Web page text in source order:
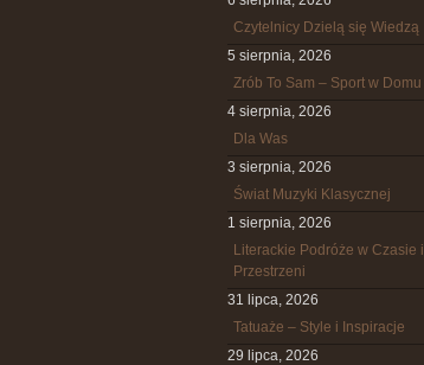
Czytelnicy Dzielą się Wiedzą
5 sierpnia, 2026
Zrób To Sam – Sport w Domu
4 sierpnia, 2026
Dla Was
3 sierpnia, 2026
Świat Muzyki Klasycznej
1 sierpnia, 2026
Literackie Podróże w Czasie i
Przestrzeni
31 lipca, 2026
Tatuaże – Style i Inspiracje
29 lipca, 2026